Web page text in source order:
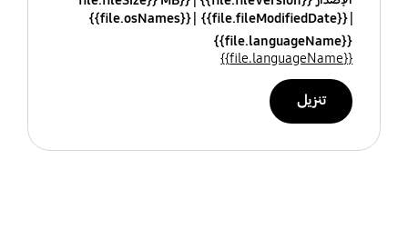
{{file.fileModifiedDate}}
{{file.osNames}}
{{file.languageName}}
{{file.languageName}}
تنزيل